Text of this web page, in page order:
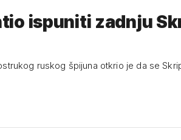
ispuniti zadnju
ruskog špijuna otkrio je da se